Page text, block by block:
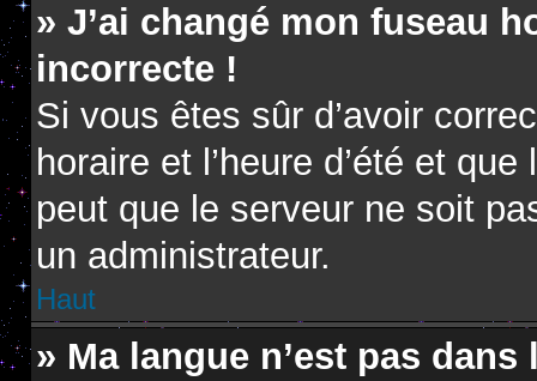
» J’ai changé mon fuseau
incorrecte !
Si vous êtes sûr d’avoir
horaire et l’heure d’été et
peut que le serveur ne soit
un administrateur.
Haut
» Ma langue n’est pas dans